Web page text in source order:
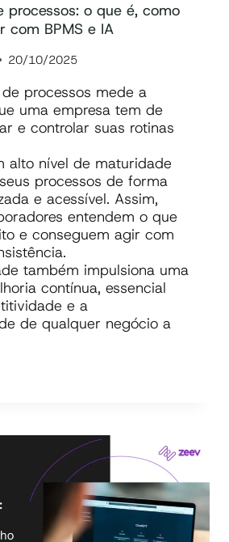
processos: o que é, como
com BPMS e IA
20/10/2025
processos mede a
uma empresa tem de
e controlar suas rotinas
alto nível de maturidade
processos de forma
e acessível. Assim,
entendem o que
e conseguem agir com
também impulsiona uma
contínua, essencial
e a
de qualquer negócio a